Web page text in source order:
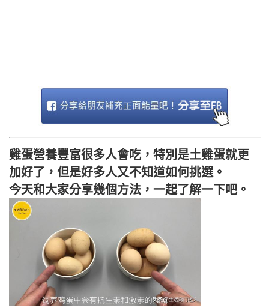
雞蛋營養豐富很多人會吃，特別是土雞蛋就更
加好了，但是好多人又不知道如何挑選。
今天和大家分享幾個方法，一起了解一下吧。